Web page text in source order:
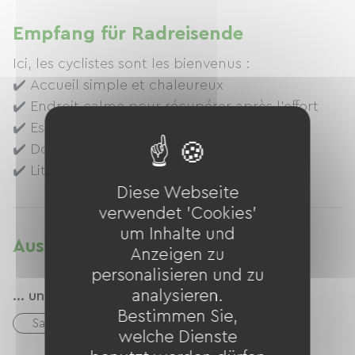
Empfang für Radreisende
Ici, les cyclistes sont les bienvenus :
✔️ Accueil simple et chaleureux
✔️ Endroit calme pour récupérer après l’effort
✔️ Espace sécurisé pour les vélos
✔️ Douche chaude bien méritée
✔️ Lit confortable pour repartir reposé(e)
✔️ Sauna individuel
Ausstattung
... und des Wohlbefindens
Sauna
Diese Webseite
verwendet 'Cookies'
um Inhalte und
Anzeigen zu
personalisieren und zu
analysieren.
Bestimmen Sie,
welche Dienste